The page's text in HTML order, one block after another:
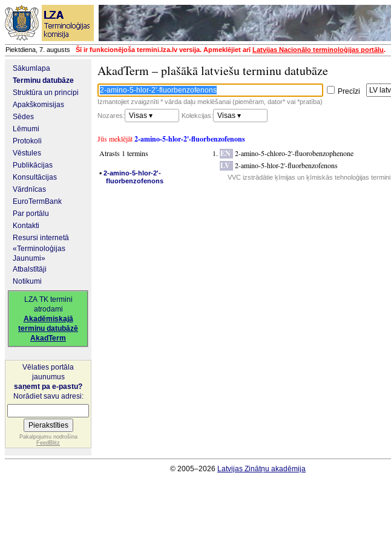
Piektdiena, 7. augusts Šī ir funkcionējoša termini.lza.lv versija. Apmeklējiet arīLatvijas Nacionālo terminoloģijas portālu.
Sākumlapa
Terminu datubāze
Struktūra un principi
Apakškomisijas
Sēdes
Lēmumi
Protokoli
Vēstules
Publikācijas
Konsultācijas
Vārdnīcas
EuroTermBank
Par portālu
Kontakti
Resursi internetā
«Terminoloģijas
Jaunumi»
Atbalstītāji
Notikumi
LZA TK termini
atrodami
Akadēmiskajā
terminu datubāzē
AkadTerm
Vēlaties portāla
jaunumus
saņemt pa e-pastu?
Norādiet savu adresi:
Pakalpojumu nodrošina
FeedBlitz
AkadTerm – plašākā latviešu terminu datubāze
Precīzi
Izmantojiet zvaigznīti * vārda daļu meklēšanai (piemēram, dator* vai *pratība)
Nozares:
Visas ▾ Kolekcijas: Visas ▾
Jūs meklējāt2-amino-5-hlor-2'-fluorbenzofenons
Atrasts 1 termins
▪ 2-amino-5-hlor-2'-
fluorbenzofenons
EN 2-amino-5-chloro-2'-fluorobenzophenone
LV 2-amino-5-hlor-2'-fluorbenzofenons
VVC izstrādātie ķīmijas un ķīmiskās tehnoloģijas termini
© 2005–2026 Latvijas Zinātņu akadēmija